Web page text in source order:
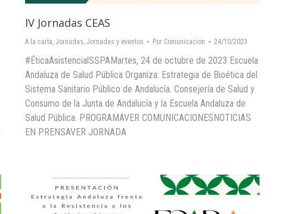
IV Jornadas CEAS
A la carta, Jornadas, Jornadas y eventos Por Comunicacion 24/10/2023
#ÉticaAsistencialSSPAMartes, 24 de octubre de 2023 Escuela
Andaluza de Salud Pública Organiza: Estrategia de Bioética del
Sistema Sanitario Público de Andalucía. Consejería de Salud y
Consumo de la Junta de Andalucía y la Escuela Andaluza de
Salud Pública. PROGRAMAVER COMUNICACIONESNOTICIAS
EN PRENSAVER JORNADA